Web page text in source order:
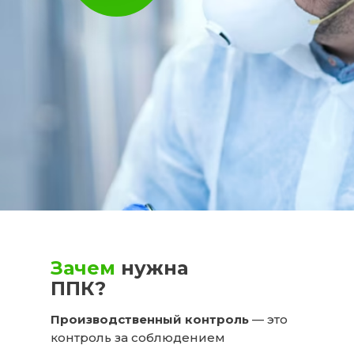
Производственный контроль — это
контроль за соблюдением
Зачем нуж на
ППК?